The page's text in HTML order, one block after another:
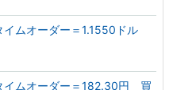
イムオーダー＝1.1550ドル
イムオーダー＝182.30円 買